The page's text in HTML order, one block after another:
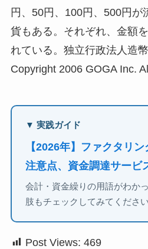
円、50円、100円、500円が
貨もある。それぞれ、金額
れている。独立行政法人造
Copyright 2006 GOGA Inc.
▼ 実践ガイド
【2026年】ファクタリ
注意点、資金調達サービ
会計・資金繰りの用語がわか
肢もチェックしてみてください
Post Views: 469